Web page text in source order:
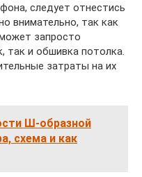
следует отнестись
внимательно, так как
запросто
так и обшивка потолка.
затраты на их
Ш-образной
схема и как